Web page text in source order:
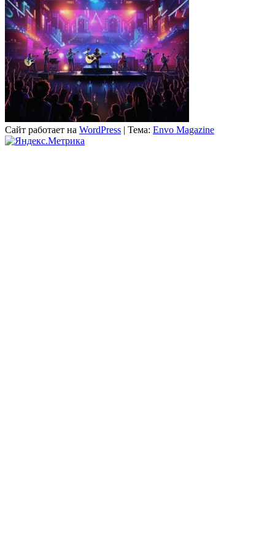
Сайт работает на WordPress | Тема: Envo Magazine